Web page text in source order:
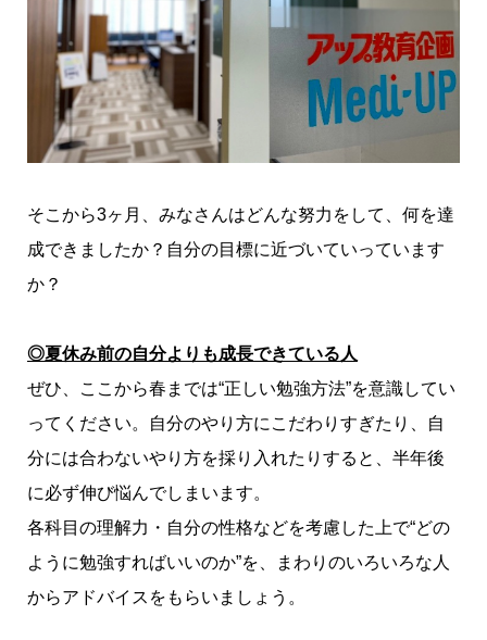
そこから3ヶ月、みなさんはどんな努力をして、何を達
成できましたか？自分の目標に近づいていっています
か？
◎夏休み前の自分よりも成長できている人
ぜひ、ここから春までは“正しい勉強方法”を意識してい
ってください。自分のやり方にこだわりすぎたり、自
分には合わないやり方を採り入れたりすると、半年後
に必ず伸び悩んでしまいます。
各科目の理解力・自分の性格などを考慮した上で“どの
ように勉強すればいいのか”を、まわりのいろいろな人
からアドバイス をもらいましょう。